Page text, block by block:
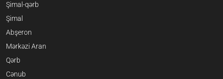
Şimal-qərb
Şimal
Abşeron
Mərkəzi Aran
Qərb
Cənub